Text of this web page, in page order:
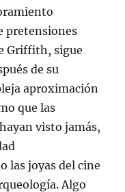
pretensiones
Griffith, sigue
de su
aproximación
que las
visto jamás,
las joyas del cine
Algo